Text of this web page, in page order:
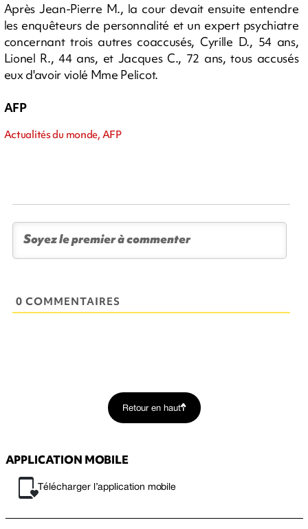
Après Jean-Pierre M., la cour devait ensuite entendre
les enquêteurs de personnalité et un expert psychiatre
concernant trois autres coaccusés, Cyrille D., 54 ans,
Lionel R., 44 ans, et Jacques C., 72 ans, tous accusés
eux d'avoir violé Mme Pelicot.
AFP
Actualités du monde, AFP
0 COMMENTAIRES
Retour en haut
APPLICATION MOBILE
Télécharger l’application mobile